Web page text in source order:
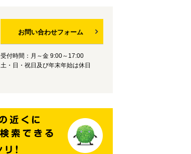
お問い合わせフォーム
受付時間：月～金 9:00～17:00
土・日・祝日及び年末年始は休日